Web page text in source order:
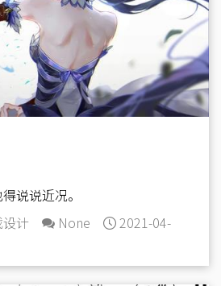
说说近况。
计 None 2021-04-